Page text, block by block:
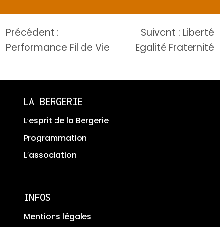
Navigation
de
Précédent :
Performance Fil de Vie
Suivant : Liberté
Egalité Fraternité
LA BERGERIE
L’esprit de la Bergerie
Programmation
L’association
INFOS
Mentions légales